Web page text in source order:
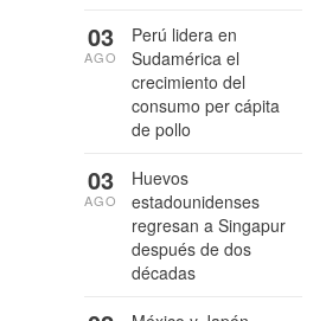
Perú lidera en
Sudamérica el
crecimiento del
consumo per cápita
de pollo
03
AGO
Huevos
estadounidenses
regresan a Singapur
después de dos
décadas
03
AGO